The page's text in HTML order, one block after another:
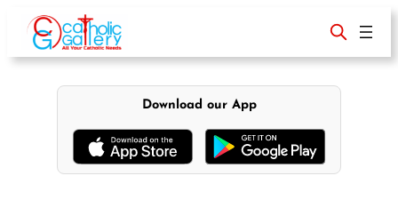
content
Download our App